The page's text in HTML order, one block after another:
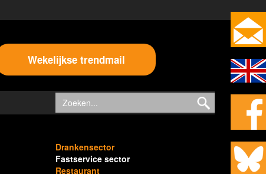
Wekelijkse trendmail
Drankensector
Fastservice sector
Restaurant